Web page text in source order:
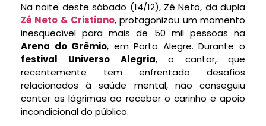
Na noite deste sábado (14/12), Zé Neto, da dupla
Zé Neto & Cristiano, protagonizou um momento
inesquecível para mais de 50 mil pessoas na
Arena do Grêmio, em Porto Alegre. Durante o
festival Universo Alegria, o cantor, que
recentemente tem enfrentado desafios
relacionados à saúde mental, não conseguiu
conter as lágrimas ao receber o carinho e apoio
incondicional do público.